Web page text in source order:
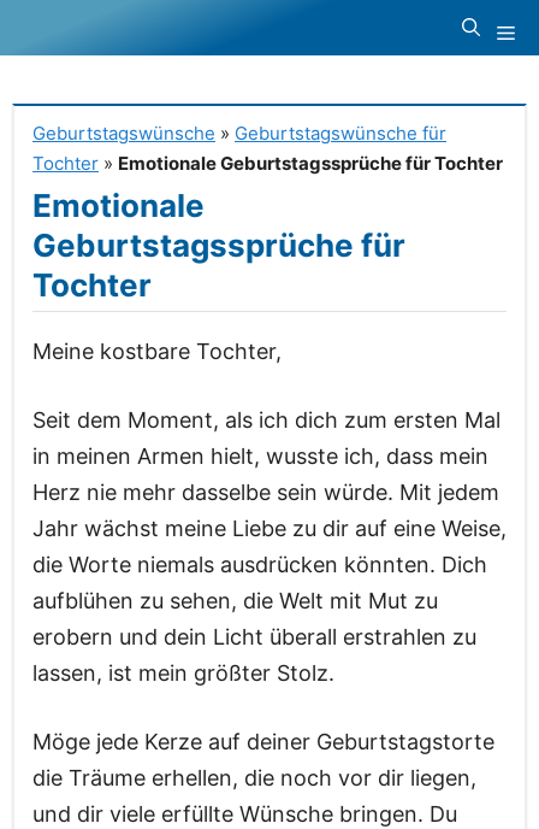
Inhalt
Geburtstagswünsche » Geburtstagswünsche für
Tochter » Emotionale Geburtstagssprüche für Tochter
Emotionale
Geburtstagssprüche für
Tochter
Meine kostbare Tochter,
Seit dem Moment, als ich dich zum ersten Mal
in meinen Armen hielt, wusste ich, dass mein
Herz nie mehr dasselbe sein würde. Mit jedem
Jahr wächst meine Liebe zu dir auf eine Weise,
die Worte niemals ausdrücken könnten. Dich
aufblühen zu sehen, die Welt mit Mut zu
erobern und dein Licht überall erstrahlen zu
lassen, ist mein größter Stolz.
Möge jede Kerze auf deiner Geburtstagstorte
die Träume erhellen, die noch vor dir liegen,
und dir viele erfüllte Wünsche bringen. Du